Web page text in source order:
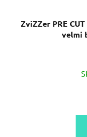
ZviZZer PRE
velmi